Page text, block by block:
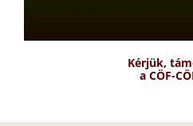
Kérjük,
a CÖF-